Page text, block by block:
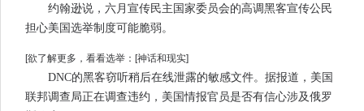
约翰逊说，六月宣传民主国家委员会的高调黑客宣传公民
担心美国选举制度可能脆弱。
[欲了解更多，看看选举：[神话和现实]
DNC的黑客窃听稍后在线泄露的敏感文件。据报道，美国
联邦调查局正在调查违约，美国情报官员是否有信心涉及俄罗